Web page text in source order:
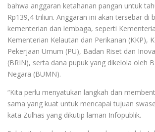
bahwa anggaran ketahanan pangan untuk
Rp139,4 triliun. Anggaran ini akan tersebar di
kementerian dan lembaga, seperti
Kementerian Kelautan dan Perikanan (KKP),
Pekerjaan Umum (PU), Badan Riset dan
(BRIN), serta dana pupuk yang dikelola oleh
Negara (BUMN).
“Kita perlu menyatukan langkah dan
sama yang kuat untuk mencapai tujuan
kata Zulhas yang dikutip laman Infopublik.